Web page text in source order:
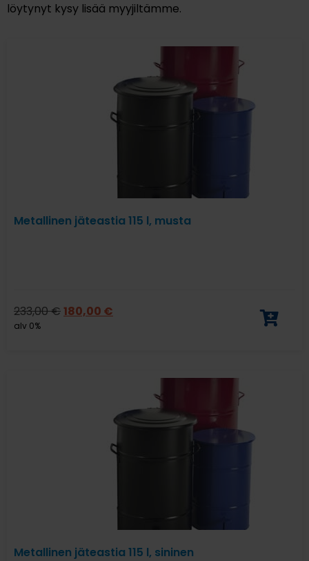
löytynyt kysy lisää myyjiltämme.
Metallinen jäteastia 115 l, musta
233,00€180,00 €
alv 0%
Metallinen jäteastia 115 l, sininen